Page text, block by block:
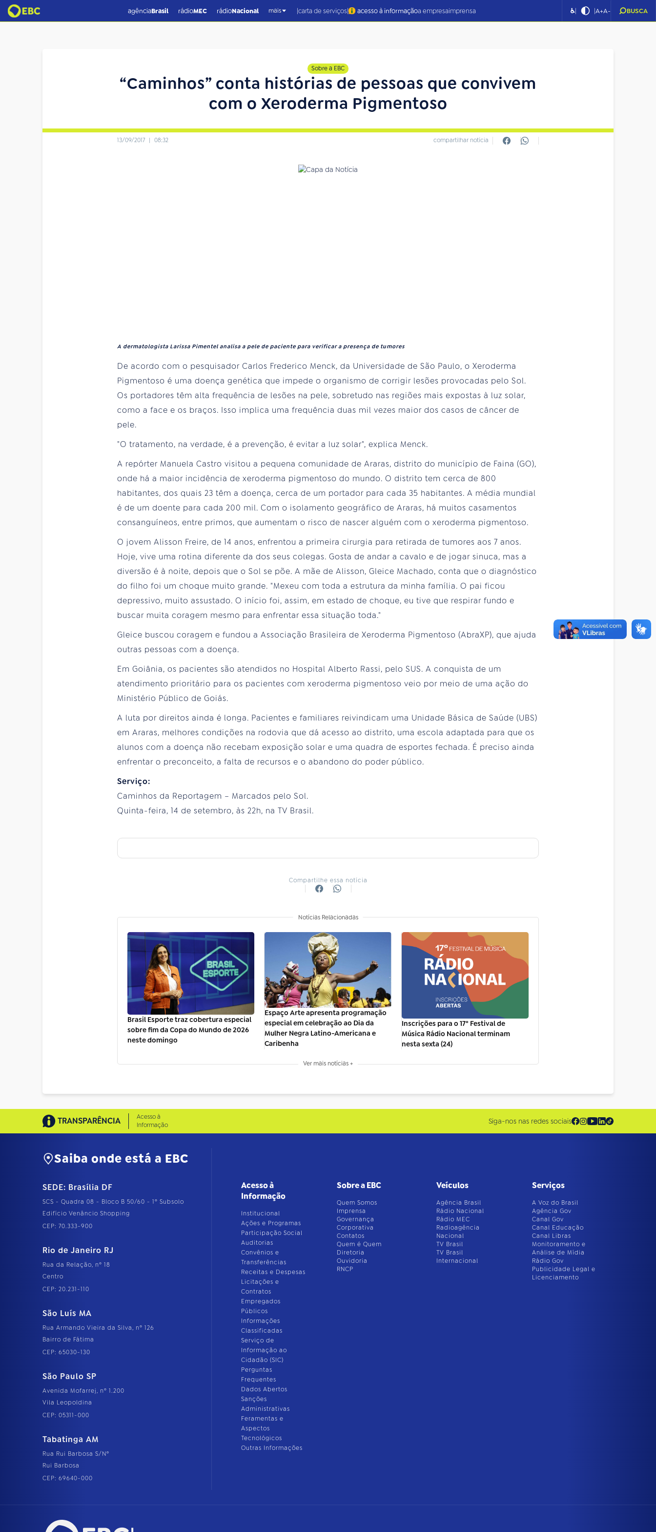
agênciaBrasil rádioMEC rádioNacional mais |carta de serviços| acesso à informaçãoa empresaimprensa ♿| |A+A- BUSCA
Sobre a EBC
“Caminhos” conta histórias de pessoas que convivem
com o Xeroderma Pigmentoso
13/09/2017 | 08:32 compartilhar notícia
A dermatologista Larissa Pimentel analisa a pele de paciente para verificar a presença de tumores
De acordo com o pesquisador Carlos Frederico Menck, da Universidade de São Paulo, o Xeroderma
Pigmentoso é uma doença genética que impede o organismo de corrigir lesões provocadas pelo Sol.
Os portadores têm alta frequência de lesões na pele, sobretudo nas regiões mais expostas à luz solar,
como a face e os braços. Isso implica uma frequência duas mil vezes maior dos casos de câncer de
pele.
"O tratamento, na verdade, é a prevenção, é evitar a luz solar", explica Menck.
A repórter Manuela Castro visitou a pequena comunidade de Araras, distrito do município de Faina (GO),
onde há a maior incidência de xeroderma pigmentoso do mundo. O distrito tem cerca de 800
habitantes, dos quais 23 têm a doença, cerca de um portador para cada 35 habitantes. A média mundial
é de um doente para cada 200 mil. Com o isolamento geográfico de Araras, há muitos casamentos
consanguíneos, entre primos, que aumentam o risco de nascer alguém com o xeroderma pigmentoso.
O jovem Alisson Freire, de 14 anos, enfrentou a primeira cirurgia para retirada de tumores aos 7 anos.
Hoje, vive uma rotina diferente da dos seus colegas. Gosta de andar a cavalo e de jogar sinuca, mas a
diversão é à noite, depois que o Sol se põe. A mãe de Alisson, Gleice Machado, conta que o diagnóstico
do filho foi um choque muito grande. "Mexeu com toda a estrutura da minha família. O pai ficou
depressivo, muito assustado. O início foi, assim, em estado de choque, eu tive que respirar fundo e
buscar muita coragem mesmo para enfrentar essa situação toda."
Gleice buscou coragem e fundou a Associação Brasileira de Xeroderma Pigmentoso (AbraXP), que ajuda
outras pessoas com a doença.
Em Goiânia, os pacientes são atendidos no Hospital Alberto Rassi, pelo SUS. A conquista de um
atendimento prioritário para os pacientes com xeroderma pigmentoso veio por meio de uma ação do
Ministério Público de Goiás.
A luta por direitos ainda é longa. Pacientes e familiares reivindicam uma Unidade Básica de Saúde (UBS)
em Araras, melhores condições na rodovia que dá acesso ao distrito, uma escola adaptada para que os
alunos com a doença não recebam exposição solar e uma quadra de esportes fechada. É preciso ainda
enfrentar o preconceito, a falta de recursos e o abandono do poder público.
Serviço:
Caminhos da Reportagem – Marcados pelo Sol.
Quinta-feira, 14 de setembro, às 22h, na TV Brasil.
Compartilhe essa notícia
Notícias Relacionadas
Brasil Esporte traz cobertura especial
sobre fim da Copa do Mundo de 2026
neste domingo
Espaço Arte apresenta programação
especial em celebração ao Dia da
Mulher Negra Latino-Americana e
Caribenha
Inscrições para o 17º Festival de
Música Rádio Nacional terminam
nesta sexta (24)
Ver mais notícias +
TRANSPARÊNCIA
Acesso à
Informação
Siga-nos nas redes sociais
Saiba onde está a EBC
SEDE: Brasília DF
SCS - Quadra 08 - Bloco B 50/60 - 1º Subsolo
Edifício Venâncio Shopping
CEP: 70.333-900
Rio de Janeiro RJ
Rua da Relação, nº 18
Centro
CEP: 20.231-110
São Luís MA
Rua Armando Vieira da Silva, nº 126
Bairro de Fátima
CEP: 65030-130
São Paulo SP
Avenida Mofarrej, nº 1.200
Vila Leopoldina
CEP: 05311-000
Tabatinga AM
Rua Rui Barbosa S/Nº
Rui Barbosa
CEP: 69640-000
Acesso à
Informação
Institucional
Ações e Programas
Participação Social
Auditorias
Convênios e
Transferências
Receitas e Despesas
Licitações e
Contratos
Empregados
Públicos
Informações
Classificadas
Serviço de
Informação ao
Cidadão (SIC)
Perguntas
Frequentes
Dados Abertos
Sanções
Administrativas
Feramentas e
Aspectos
Tecnológicos
Outras Informações
Sobre a EBC
Quem Somos
Imprensa
Governança
Corporativa
Contatos
Quem é Quem
Diretoria
Ouvidoria
RNCP
Veículos
Agência Brasil
Rádio Nacional
Rádio MEC
Radioagência
Nacional
TV Brasil
TV Brasil
Internacional
Serviços
A Voz do Brasil
Agência Gov
Canal Gov
Canal Educação
Canal Libras
Monitoramento e
Análise de Mídia
Rádio Gov
Publicidade Legal e
Licenciamento